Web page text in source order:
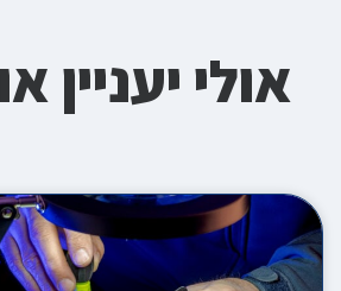
אולי יעניין